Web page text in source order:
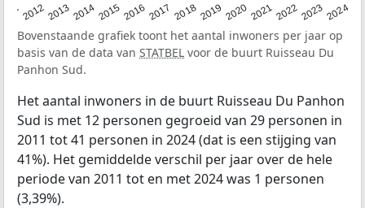
201220132014201520162017 20182019 20202021202220232024
Bovenstaande grafiek toont het aantal inwoners per jaar op
basis van de data van STATBEL voor de buurt Ruisseau Du
Panhon Sud.
Het aantal inwoners in de buurt Ruisseau Du Panhon
Sud is met 12 personen gegroeid van 29 personen in
2011 tot 41 personen in 2024 (dat is een stijging van
41%). Het gemiddelde verschil per jaar over de hele
periode van 2011 tot en met 2024 was 1 personen
(3,39%).